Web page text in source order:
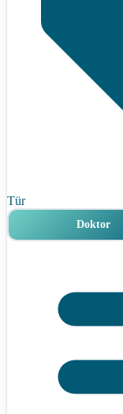
Tür
Doktor